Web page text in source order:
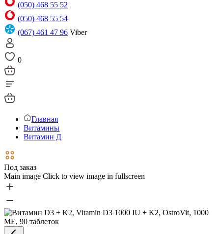
(050) 468 55 52
(050) 468 55 54
(067) 461 47 96 Viber
0
Главная
Витамины
Витамин Д
Под заказ
Main image Click to view image in fullscreen